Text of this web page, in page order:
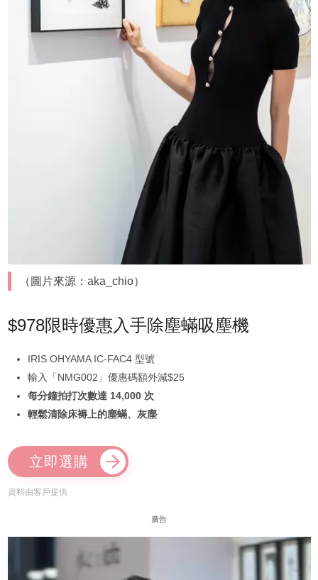
（圖片來源：aka_chio）
$978限時優惠入手除塵蟎吸塵機
IRIS OHYAMA IC-FAC4 型號
輸入「NMG002」優惠碼額外減$25
每分鐘拍打次數達 14,000 次
輕鬆清除床褥上的塵蟎、灰塵
立即選購
資料由客戶提供
廣告